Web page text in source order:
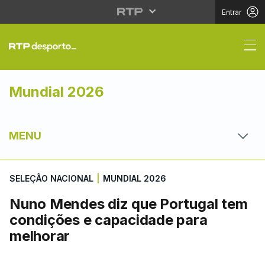
Entrar
Nuno Mendes diz
Mundial 2026
MENU
SELEÇÃO NACIONAL MUNDIAL 2026
Nuno Mendes diz que Portugal tem
condições e capacidade para
melhorar